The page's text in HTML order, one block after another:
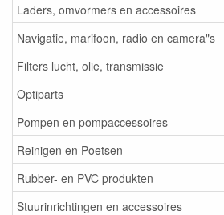
Laders, omvormers en accessoires
Navigatie, marifoon, radio en camera"s
Filters lucht, olie, transmissie
Optiparts
Pompen en pompaccessoires
Reinigen en Poetsen
Rubber- en PVC produkten
Stuurinrichtingen en accessoires